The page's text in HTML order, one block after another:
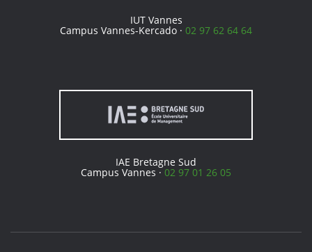
IUT Vannes
Campus Vannes-Kercado · 02 97 62 64 64
IAE Bretagne Sud
Campus Vannes ·02 97 01 26 05